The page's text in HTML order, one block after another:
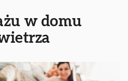
w domu